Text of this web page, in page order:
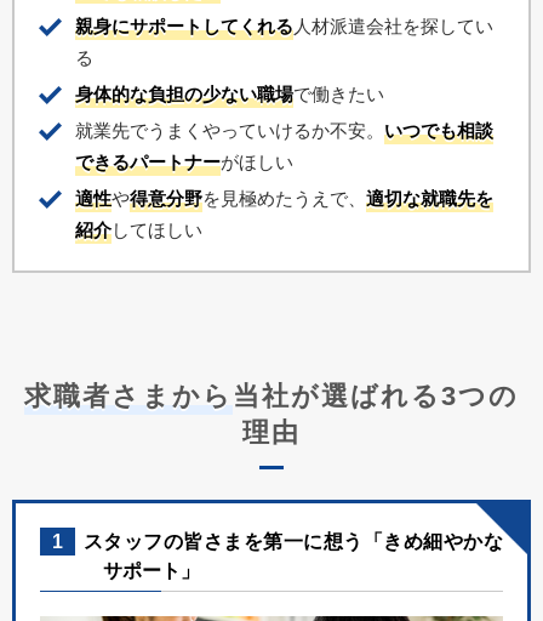
親身にサポートしてくれる人材派遣会社を探してい
る
身体的な負担の少ない職場で働きたい
就業先でうまくやっていけるか不安。 いつでも相談
できるパートナーがほしい
適性や得意分野を見極めたうえで、 適切な就職先を
紹介してほしい
求職者さまから 当社が選ばれる3つの
理由
1
スタッフの皆さまを第一に想う「きめ細やかな
サポート」